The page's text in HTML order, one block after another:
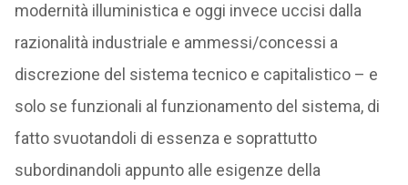
modernità illuministica e oggi invece uccisi dalla
razionalità industriale e ammessi/concessi a
discrezione del sistema tecnico e capitalistico – e
solo se funzionali al funzionamento del sistema, di
fatto svuotandoli di essenza e soprattutto
subordinandoli appunto alle esigenze della